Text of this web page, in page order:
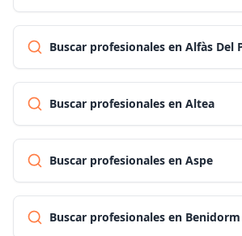
Buscar profesionales en Alfàs Del
Buscar profesionales en Altea
Buscar profesionales en Aspe
Buscar profesionales en Benidorm